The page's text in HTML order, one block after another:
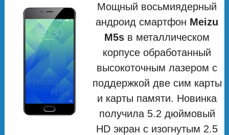
Мощный восьмиядерный
андроид смартфон Meizu
M5s в металлическом
корпусе обработанный
высокоточным лазером с
поддержкой две сим карты
и карты памяти. Новинка
получила 5.2 дюймовый
HD экран с изогнутым 2.5